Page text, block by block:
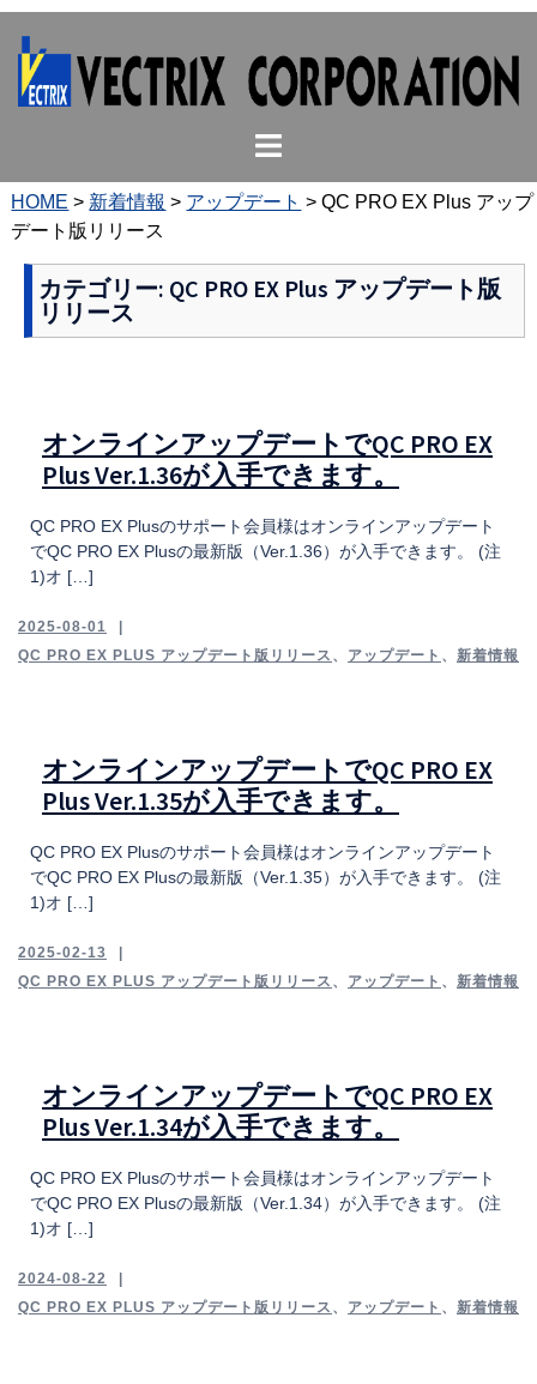
ス
キ
ト
ル
ュ
HOME > 新着情報 > アップデート >QC PRO EX Plus アップ
デート版リリース
カテゴリー: QC PRO EX Plus アップデート版
リリース
オンラインアップデートでQC PRO EX
Plus Ver.1.36が入手できます。
QC PRO EX Plusのサポート会員様はオンラインアップデート
でQC PRO EX Plusの最新版（Ver.1.36）が入手できます。 (注
1)オ […]
2025-08-01
QC PRO EX PLUS アップデート版リリース 、 アップデート 、 新着情報
オンラインアップデートでQC PRO EX
Plus Ver.1.35が入手できます。
QC PRO EX Plusのサポート会員様はオンラインアップデート
でQC PRO EX Plusの最新版（Ver.1.35）が入手できます。 (注
1)オ […]
2025-02-13
QC PRO EX PLUS アップデート版リリース 、 アップデート 、 新着情報
オンラインアップデートでQC PRO EX
Plus Ver.1.34が入手できます。
QC PRO EX Plusのサポート会員様はオンラインアップデート
でQC PRO EX Plusの最新版（Ver.1.34）が入手できます。 (注
1)オ […]
2024-08-22
QC PRO EX PLUS アップデート版リリース 、 アップデート 、 新着情報